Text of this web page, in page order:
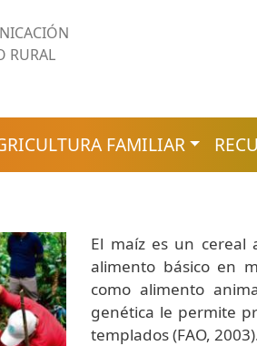
RURAL
FAMILIAR
El maíz es un
alimento básico en
como alimento
genética le permite
templados (FAO,